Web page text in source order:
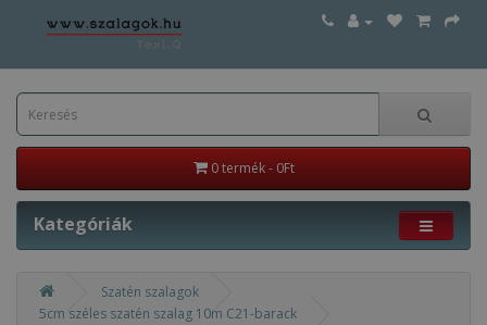
0 termék - 0Ft
Kategóriák
Szatén szalagok
5cm széles szatén szalag 10m C21-barack